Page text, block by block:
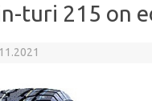
turi 215 on